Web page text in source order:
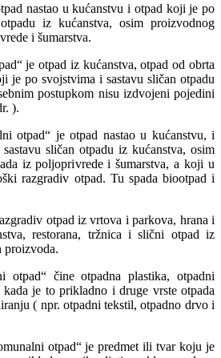
nastao u kućanstvu i otpad koji je po
iz kućanstva, osim proizvodnog
i šumarstva.
je otpad iz kućanstva, otpad od obrta
je po svojstvima i sastavu sličan otpadu
postupkom nisu izdvojeni pojedini
).
otpad“ je otpad nastao u kućanstvu, i
sličan otpadu iz kućanstva, osim
iz poljoprivrede i šumarstva, a koji u
razgradiv otpad. Tu spada biootpad i
otpad iz vrtova i parkova, hrana i
restorana, tržnica i slični otpad iz
proizvoda.
otpad“ čine otpadna plastika, otpadni
je to prikladno i druge vrste otpada
( npr. otpadni tekstil, otpadno drvo i
otpad“ je predmet ili tvar koju je